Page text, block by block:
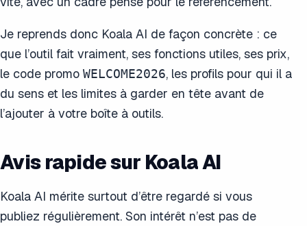
Je reprends donc Koala AI de façon concrète : ce
que l’outil fait vraiment, ses fonctions utiles, ses prix,
le code promo WELCOME2026, les profils pour qui il a
du sens et les limites à garder en tête avant de
l’ajouter à votre boîte à outils.
Avis rapide sur Koala AI
Koala AI mérite surtout d’être regardé si vous
publiez régulièrement. Son intérêt n’est pas de